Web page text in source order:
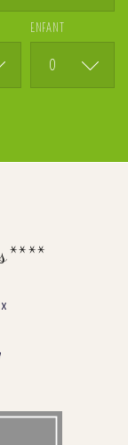
ENFANT
0